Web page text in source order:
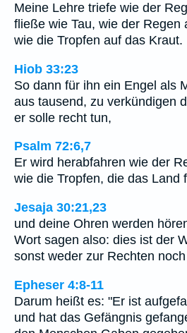
Meine Lehre triefe wie der
fließe wie Tau, wie der Regen
wie die Tropfen auf das Kraut.
Hiob 33:23
So dann für ihn ein Engel als
aus tausend, zu verkündigen
er solle recht tun,
Psalm 72:6,7
Er wird herabfahren wie der
wie die Tropfen, die das Land
Jesaja 30:21,23
und deine Ohren werden
Wort sagen also: dies ist der
sonst weder zur Rechten
Epheser 4:8-11
Darum heißt es: "Er ist
und hat das Gefängnis